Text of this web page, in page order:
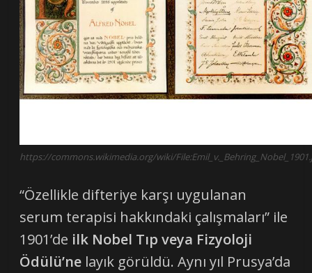
https://commons.wikimedia.org/wiki/
“Özellikle difteriye karşı uygulanan
serum terapisi hakkındaki çalışmaları” ile
1901’de ilk Nobel Tıp veya Fizyoloji
Ödülü’ne layık görüldü. Aynı yıl Prusya’da